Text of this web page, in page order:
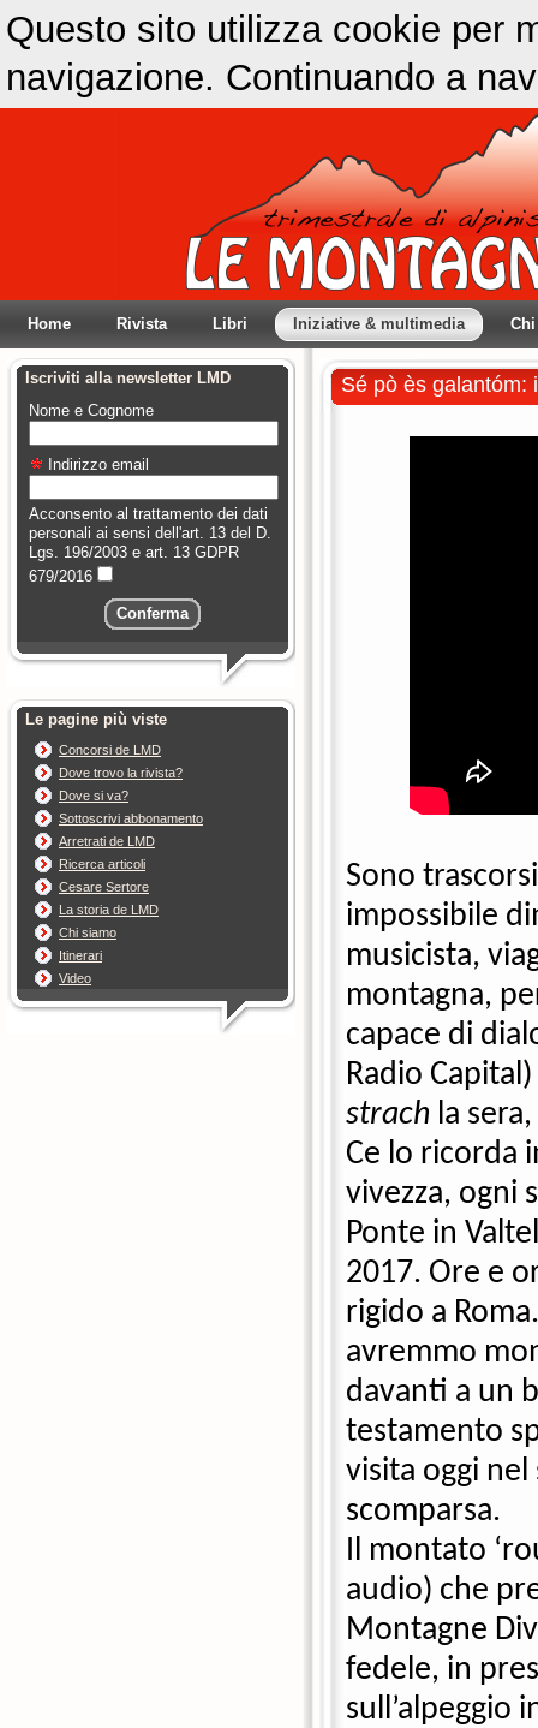
Questo sito utilizza cookie per
navigazione. Continuando a
Home Rivista Libri Iniziative & multimedia
Iscriviti alla newsletter LMD
Nome e Cognome
Indirizzo email
Acconsento al trattamento dei dati
personali ai sensi dell'art. 13 del D.
Lgs. 196/2003 e art. 13 GDPR
679/2016
Conferma
Le pagine più viste
Concorsi de LMD
Dove trovo la rivista?
Dove si va?
Sottoscrivi abbonamento
Arretrati de LMD
Ricerca articoli
Cesare Sertore
La storia de LMD
Chi siamo
Itinerari
Video
Sé pò ès galantóm:
Sono
impossibile
musicista,
montagna,
capace di
strach la
Ce lo ricorda
vivezza, ogni
Ponte in
2017. Ore e
rigido a
avremmo
davanti a un
testamento
visita oggi
scomparsa.
Il montato
audio) che
Montagne
fedele, in
sull’alpeggio